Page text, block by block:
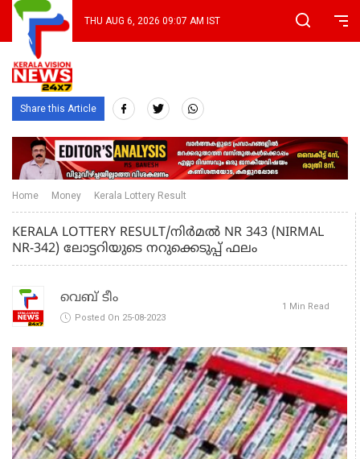
THU AUG 6, 2026 09:07 AM IST
Share this Article
Home Money Kerala Lottery Result
KERALA LOTTERY RESULT/നിർമൽ NR 343 (NIRMAL
NR-342) ലോട്ടറിയുടെ നറുക്കെടുപ്പ് ഫലം
വെബ് ടീം
Posted On 25-08-2023
1 Min Read